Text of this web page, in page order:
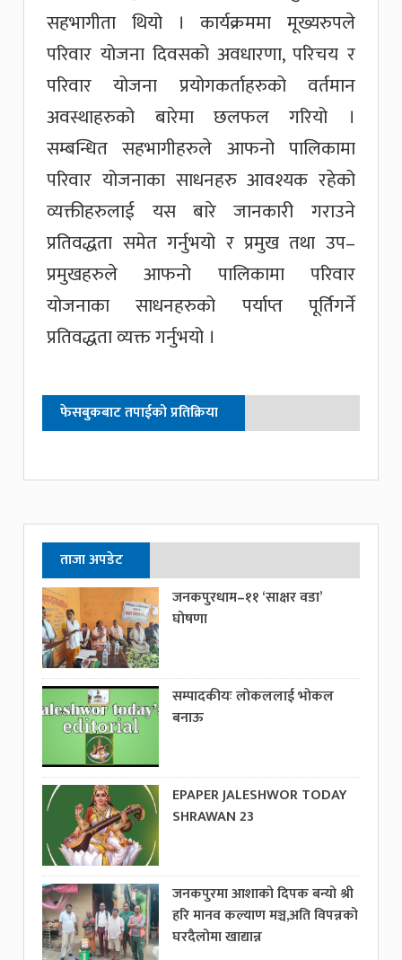
सहभागीता थियो । कार्यक्रममा मूख्यरुपले
परिवार योजना दिवसको अवधारणा, परिचय र
परिवार योजना प्रयोगकर्ताहरुको वर्तमान
अवस्थाहरुको बारेमा छलफल गरियो ।
सम्बन्धित सहभागीहरुले आफनो पालिकामा
परिवार योजनाका साधनहरु आवश्यक रहेको
व्यक्तीहरुलाई यस बारे जानकारी गराउने
प्रतिवद्धता समेत गर्नुभयो र प्रमुख तथा उप–
प्रमुखहरुले आफनो पालिकामा परिवार
योजनाका साधनहरुको पर्याप्त पूर्तिगर्ने
प्रतिवद्धता व्यक्त गर्नुभयो ।
फेसबुकबाट तपाईको प्रतिक्रिया
ताजा अपडेट
जनकपुरधाम–११ ‘साक्षर वडा’
घोषणा
सम्पादकीयः लोकललाई भोकल
बनाऊ
EPAPER JALESHWOR TODAY
SHRAWAN 23
जनकपुरमा आशाको दिपक बन्यो श्री
हरि मानव कल्याण मञ्च,अति विपन्नको
घरदैलोमा खाद्यान्न